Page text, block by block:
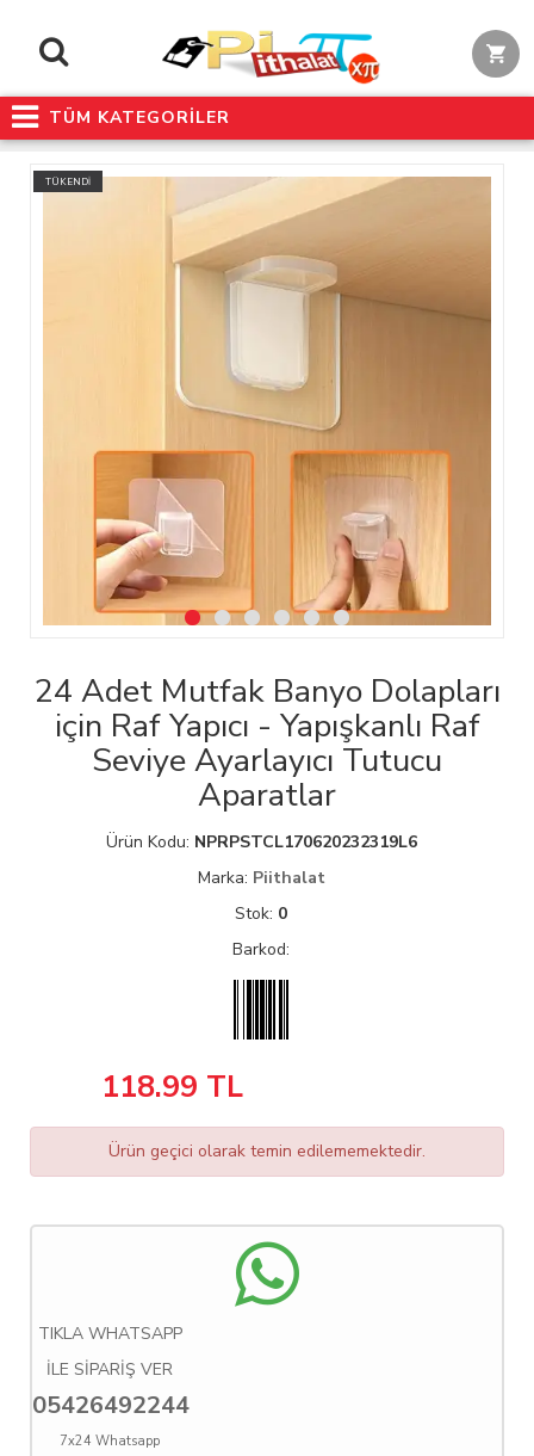
TÜM KATEGORİLER
TÜKENDİ
24 Adet Mutfak Banyo Dolapları
için Raf Yapıcı - Yapışkanlı Raf
Seviye Ayarlayıcı Tutucu
Aparatlar
Ürün Kodu: NPRPSTCL170620232319L6
Marka: Piithalat
Stok: 0
Barkod:
118.99 TL
Ürün geçici olarak temin edilememektedir.
TIKLA WHATSAPP
İLE SİPARİŞ VER
05426492244
7x24 Whatsapp